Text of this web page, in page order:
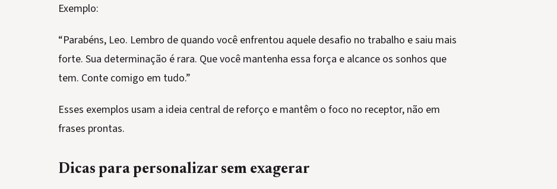
Exemplo:
“Parabéns, Leo. Lembro de quando você enfrentou aquele desafio no trabalho e saiu mais
forte. Sua determinação é rara. Que você mantenha essa força e alcance os sonhos que
tem. Conte comigo em tudo.”
Esses exemplos usam a ideia central de reforço e mantêm o foco no receptor, não em
frases prontas.
Dicas para personalizar sem exagerar